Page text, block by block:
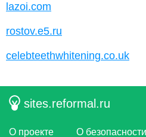
lazoi.com
rostov.e5.ru
celebteethwhitening.co.uk
sites.reformal.ru
О проекте О безопасности